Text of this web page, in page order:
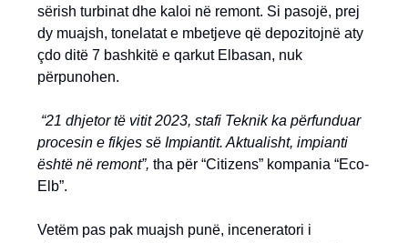
sërish turbinat dhe kaloi në remont. Si pasojë, prej
dy muajsh, tonelatat e mbetjeve që depozitojnë aty
çdo ditë 7 bashkitë e qarkut Elbasan, nuk
përpunohen.
“21 dhjetor të vitit 2023, stafi Teknik ka përfunduar
procesin e fikjes së Impiantit. Aktualisht, impianti
është në remont”, tha për “Citizens” kompania “Eco-
Elb”.
Vetëm pas pak muajsh punë, inceneratori i